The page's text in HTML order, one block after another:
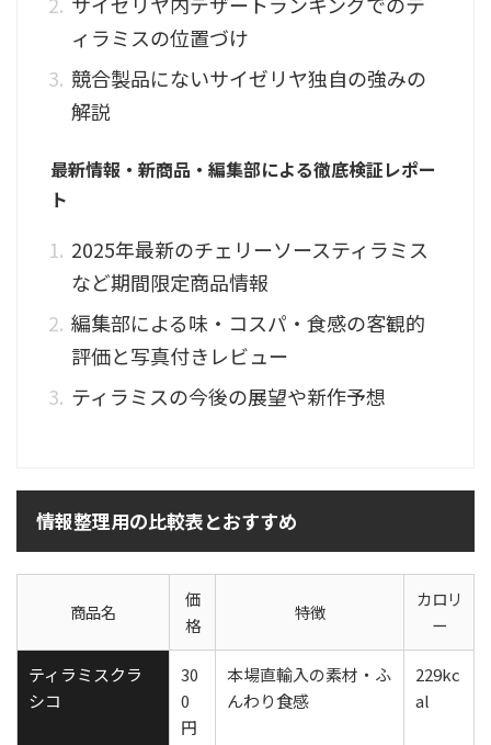
ィラミスの位置づけ
競合製品にないサイゼリヤ独自の強みの
解説
最新情報・新商品・編集部による徹底検証レポー
ト
2025年最新のチェリーソースティラミス
など期間限定商品情報
編集部による味・コスパ・食感の客観的
評価と写真付きレビュー
ティラミスの今後の展望や新作予想
情報整理用の比較表とおすすめ
商品名
価
格
特徴
カロリ
ー
ティラミスクラ
シコ
30
0
円
本場直輸入の素材・ふ
んわり食感
229kc
al